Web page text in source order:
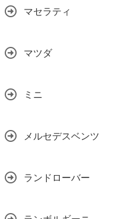
マセラティ
マツダ
ミニ
メルセデスベンツ
ランドローバー